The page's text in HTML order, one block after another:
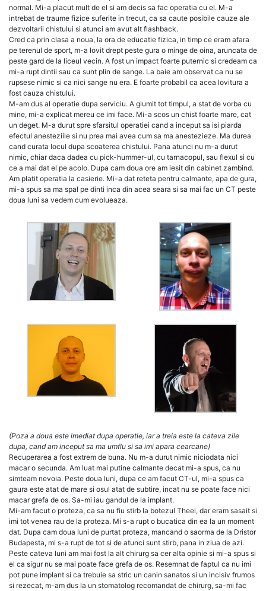
normal. Mi-a placut mult de el si am decis sa fac operatia cu el. M-a
intrebat de traume fizice suferite in trecut, ca sa caute posibile cauze ale
dezvoltarii chistului si atunci am avut alt flashback.
Cred ca prin clasa a noua, la ora de educatie fizica, in timp ce eram afara
pe terenul de sport, m-a lovit drept peste gura o minge de oina, aruncata de
peste gard de la liceul vecin. A fost un impact foarte puternic si credeam ca
mi-a rupt dintii sau ca sunt plin de sange. La baie am observat ca nu se
rupsese nimic si ca nici sange nu era. E foarte probabil ca acea lovitura a
fost cauza chistului.
M-am dus al operatie dupa serviciu. A glumit tot timpul, a stat de vorba cu
mine, mi-a explicat mereu ce imi face. Mi-a scos un chist foarte mare, cat
un deget. M-a durut spre sfarsitul operatiei cand a inceput sa isi piarda
efectul anesteziile si nu prea mai avea cum sa ma anestezieze. Ma durea
cand curata locul dupa scoaterea chistului. Pana atunci nu m-a durut
nimic, chiar daca dadea cu pick-hummer-ul, cu tarnacopul, sau flexul si cu
ce a mai dat el pe acolo. Dupa cam doua ore am iesit din cabinet zambind.
Am platit operatia la casierie. Mi-a dat reteta pentru calmante, apa de gura,
mi-a spus sa ma spal pe dinti inca din acea seara si sa mai fac un CT peste
doua luni sa vedem cum evolueaza.
(Poza a doua este imediat dupa operatie, iar a treia este la cateva zile
dupa, cand am inceput sa ma umflu si sa imi apara cearcane)
Recuperarea a fost extrem de buna. Nu m-a durut nimic niciodata nici
macar o secunda. Am luat mai putine calmante decat mi-a spus, ca nu
simteam nevoia. Peste doua luni, dupa ce am facut CT-ul, mi-a spus ca
gaura este atat de mare si osul atat de subtire, incat nu se poate face nici
macar grefa de os. Sa-mi iau gandul de la implant.
Mi-am facut o proteza, ca sa nu fiu stirb la botezul Theei, dar eram sasait si
imi tot venea rau de la proteza. Mi s-a rupt o bucatica din ea la un moment
dat. Dupa cam doua luni de purtat proteza, mancand o saorma de la Dristor
Budapesta, mi s-a rupt de tot si de atunci sunt stirb, pana in ziua de azi.
Peste cateva luni am mai fost la alt chirurg sa cer alta opinie si mi-a spus si
el ca sigur nu se mai poate face grefa de os. Resemnat de faptul ca nu imi
pot pune implant si ca trebuie sa stric un canin sanatos si un incisiv frumos
si rezecat, m-am dus la un stomatolog recomandat de chirurg, sa-mi fac